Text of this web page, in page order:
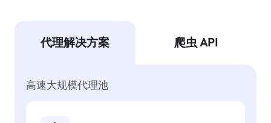
代理解决方案 爬虫 API
高速大规模代理池